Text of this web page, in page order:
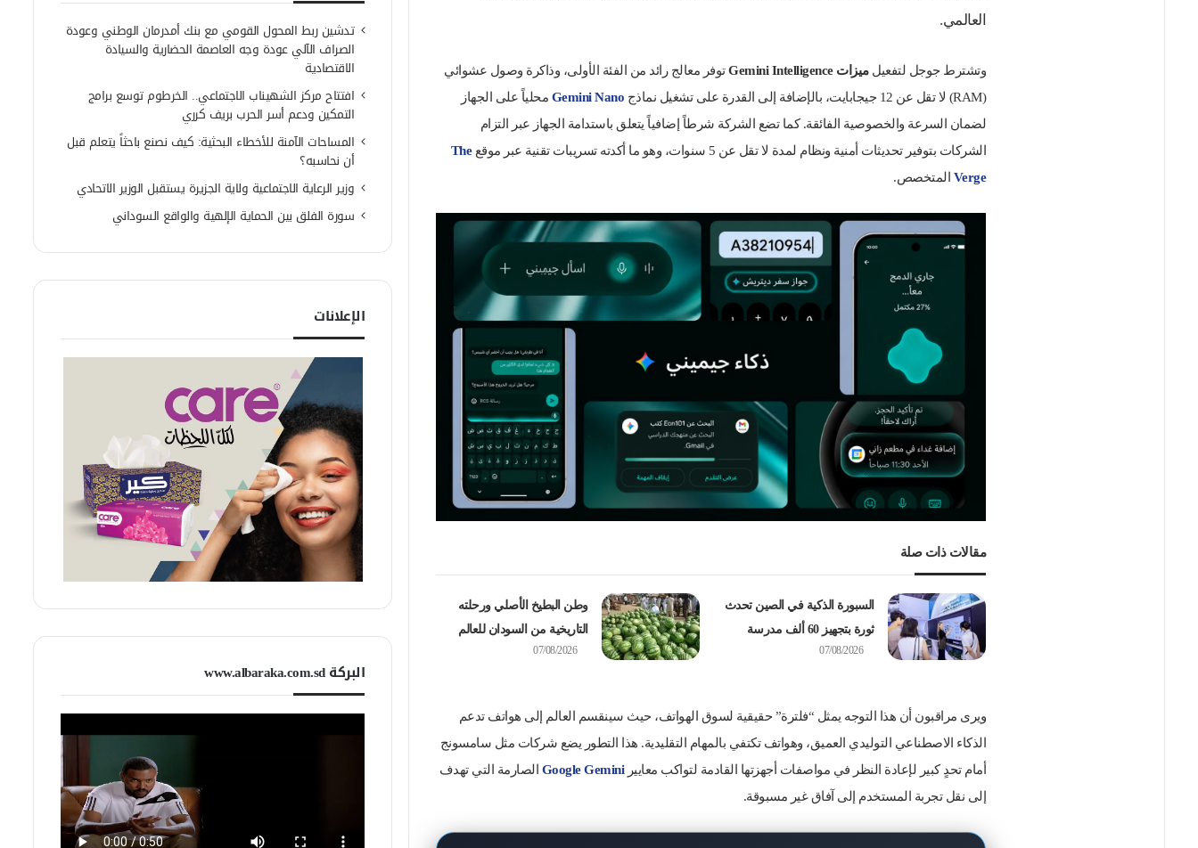
العالمي.
وتشترط جوجل لتفعيلميزات Gemini Intelligence
توفر معالج رائد من الفئة الأولى، وذاكرة وصول عشوائي
(RAM) لا تقل عن 12 جيجابايت، بالإضافة إلى القدرة على تشغيل نماذج
Gemini Nano محلياً على الجهاز
لضمان السرعة والخصوصية الفائقة. كما تضع الشركة شرطاً إضافياً يتعلق باستدامة الجهاز عبر التزام
الشركات بتوفير تحديثات أمنية ونظام لمدة لا تقل عن 5 سنوات، وهو ما أكدته تسريبات تقنية عبر موقع
The
Verge المتخصص.
مقالات ذات صلة
السبورة الذكية في الصين تحدث
ثورة بتجهيز 60 ألف مدرسة
07/08/2026
وطن البطيخ الأصلي ورحلته
التاريخية من السودان للعالم
07/08/2026
ويرى مراقبون أن هذا التوجه يمثل “فلترة” حقيقية لسوق الهواتف، حيث سينقسم العالم إلى هواتف تدعم
الذكاء الاصطناعي التوليدي العميق، وهواتف تكتفي بالمهام التقليدية. هذا التطور يضع شركات مثل سامسونج
أمام تحدٍ كبير لإعادة النظر في مواصفات أجهزتها القادمة لتواكب معاييرGoogle Gemini الصارمة التي تهدف
إلى نقل تجربة المستخدم إلى آفاق غير مسبوقة.
تدشين ربط المحول القومي مع بنك أمدرمان الوطني وعودة
الصراف الآلي عودة وجه العاصمة الحضارية والسيادة
الاقتصادية
افتتاح مركز الشهيناب الاجتماعي.. الخرطوم توسع برامج
التمكين ودعم أسر الحرب بريف كرري
المساحات الآمنة للأخطاء البحثية: كيف نصنع باحثاً يتعلم قبل
أن نحاسبه؟
وزير الرعاية الاجتماعية ولاية الجزيرة يستقبل الوزير الاتحادي
سورة الفلق بين الحماية الإلهية والواقع السوداني
الإعلانات
البركة www.albaraka.com.sd